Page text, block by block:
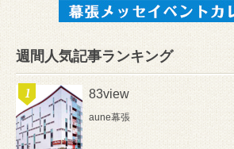
週間人気記事ランキング
83view
aune幕張